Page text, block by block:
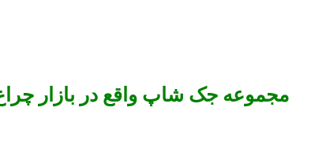
مجموعه جک شاپ واقع در بازار